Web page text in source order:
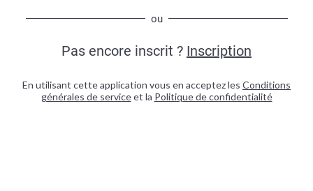
ou
Pas encore inscrit ? Inscription
En utilisant cette application vous en acceptez les Conditions
générales de serviceet la Politique de confidentialité